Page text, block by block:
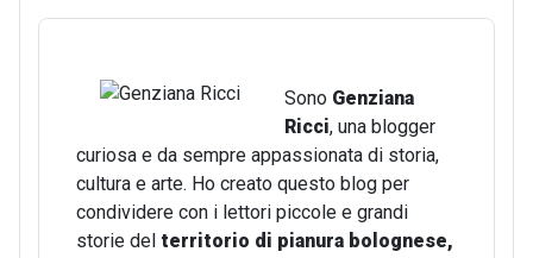
Sono Genziana
Ricci, una blogger
curiosa e da sempre appassionata di storia,
cultura e arte. Ho creato questo blog per
condividere con i lettori piccole e grandi
storie del territorio di pianura bolognese,